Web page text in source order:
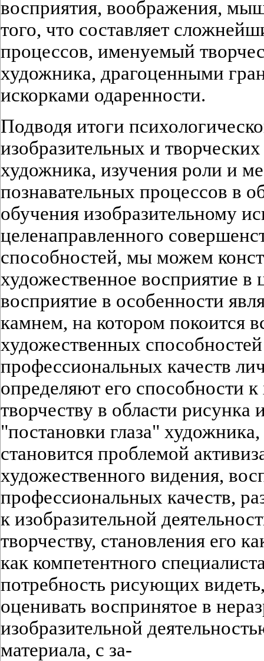
восприятия, воображения,
того, что составляет
процессов, именуемый
художника, драгоценными
искорками одаренности.
Подводя итоги
изобразительных и
художника, изучения роли и
познавательных процессов в
обучения изобразительному
целенаправленного
способностей, мы можем
художественное восприятие в
восприятие в особенности
камнем, на котором покоится
художественных способностей
профессиональных качеств
определяют его способности
творчеству в области
"постановки глаза"
становится проблемой
художественного видения,
профессиональных качеств,
к изобразительной
творчеству, становления его
как компетентного
потребность рисующих
оценивать воспринятое в
изобразительной
материала, с за-